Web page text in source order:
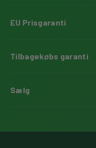
EU Prisgaranti
Tilbagekøbs garanti
Sælg